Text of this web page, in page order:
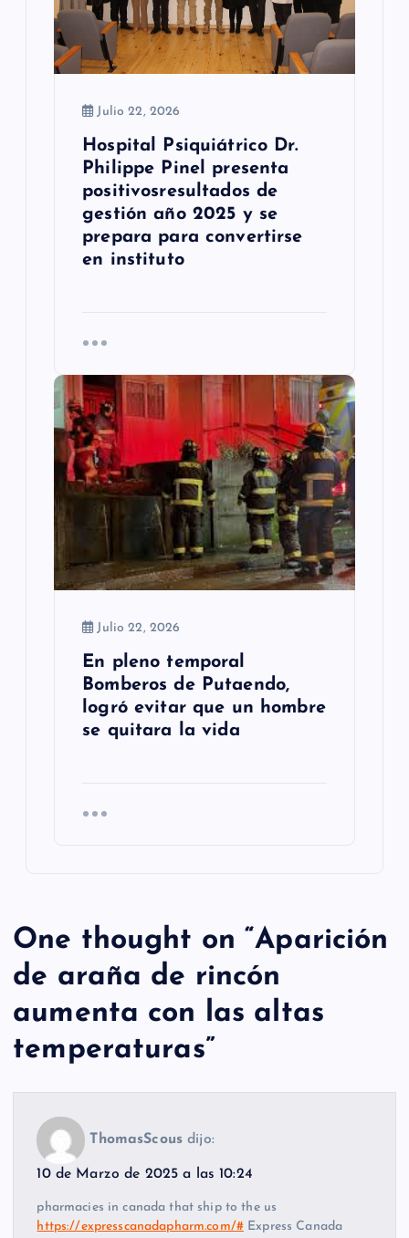
Julio 22, 2026
Hospital Psiquiátrico Dr.
Philippe Pinel presenta
positivosresultados de
gestión año 2025 y se
prepara para convertirse
en instituto
Julio 22, 2026
En pleno temporal
Bomberos de Putaendo,
logró evitar que un hombre
se quitara la vida
One thought on “Aparición
de araña de rincón
aumenta con las altas
temperaturas”
ThomasScous dijo:
10 de Marzo de 2025 a las 10:24
pharmacies in canada that ship to the us
https://expresscanadapharm.com/#Express Canada